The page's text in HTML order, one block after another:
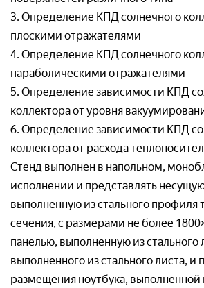
3. Определение КПД солнечного
плоскими отражателями
4. Определение КПД солнечного
параболическими отражателями
5. Определение зависимости КПД
коллектора от уровня
6. Определение зависимости КПД
коллектора от расхода
Стенд выполнен в напольном,
исполнении и представлять
выполненную из стального профиля
сечения, с размерами не более
панелью, выполненную из стального
выполненного из стального листа, и
размещения ноутбука, выполненной
Ваш e-mail*
Организация*
Номер телефон *
Товар*
Номер телефон*
Ваш вопрос:*
Товар*
Организация*
Номер телефона*
Адрес доставки*